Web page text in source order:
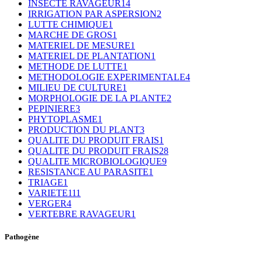
INSECTE RAVAGEUR14
IRRIGATION PAR ASPERSION2
LUTTE CHIMIQUE1
MARCHE DE GROS1
MATERIEL DE MESURE1
MATERIEL DE PLANTATION1
METHODE DE LUTTE1
METHODOLOGIE EXPERIMENTALE4
MILIEU DE CULTURE1
MORPHOLOGIE DE LA PLANTE2
PEPINIERE3
PHYTOPLASME1
PRODUCTION DU PLANT3
QUALITE DU PRODUIT FRAIS1
QUALITE DU PRODUIT FRAIS28
QUALITE MICROBIOLOGIQUE9
RESISTANCE AU PARASITE1
TRIAGE1
VARIETE111
VERGER4
VERTEBRE RAVAGEUR1
Pathogène